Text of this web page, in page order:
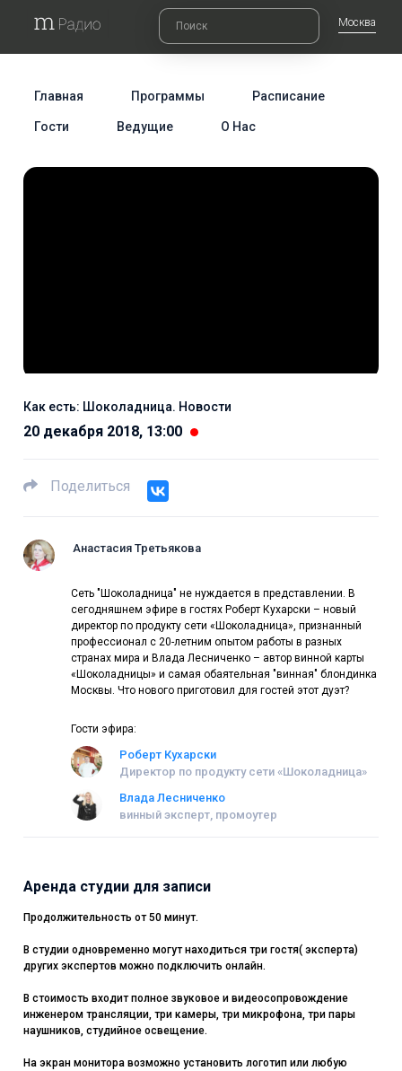
Москва
Главная Программы Расписание
Гости Ведущие О Нас
Как есть: Шоколадница. Новости
20 декабря 2018, 13:00
Поделиться
Анастасия Третьякова
Сеть "Шоколадница" не нуждается в представлении. В
сегодняшнем эфире в гостях Роберт Кухарски – новый
директор по продукту сети «Шоколадница», признанный
профессионал с 20-летним опытом работы в разных
странах мира и Влада Лесниченко – автор винной карты
«Шоколадницы» и самая обаятельная "винная" блондинка
Москвы. Что нового приготовил для гостей этот дуэт?
Гости эфира:
Роберт Кухарски
Директор по продукту сети «Шоколадница»
Влада Лесниченко
винный эксперт, промоутер
Аренда студии для записи
Продолжительность от 50 минут.
В студии одновременно могут находиться три гостя( эксперта)
других экспертов можно подключить онлайн.
В стоимость входит полное звуковое и видеосопровождение
инженером трансляции, три камеры, три микрофона, три пары
наушников, студийное освещение.
На экран монитора возможно установить логотип или любую